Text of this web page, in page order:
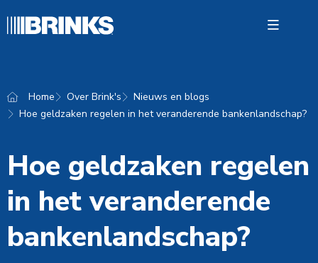
Open
Over
Home Over Brink's
Nieuws en blogs
Hoe geldzaken regelen in het veranderende bankenlandschap?
Hoe geldzaken regelen
in het veranderende
bankenlandschap?